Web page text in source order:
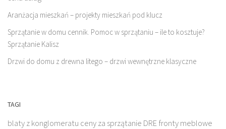
Aranżacja mieszkań – projekty mieszkań pod klucz
Sprzątanie w domu cennik. Pomoc w sprzątaniu – ile to kosztuje?
Sprzątanie Kalisz
Drzwi do domu z drewna litego – drzwi wewnętrzne klasyczne
TAGI
blaty z konglomeratu ceny za sprzątanie DRE fronty meblowe